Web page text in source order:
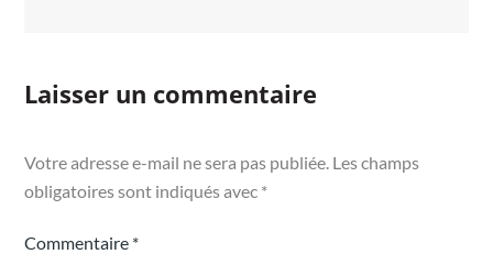
Laisser un commentaire
Votre adresse e-mail ne sera pas publiée. Les champs
obligatoires sont indiqués avec *
Commentaire *